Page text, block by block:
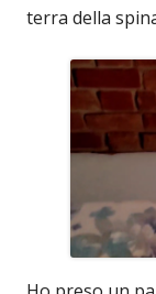
terra della